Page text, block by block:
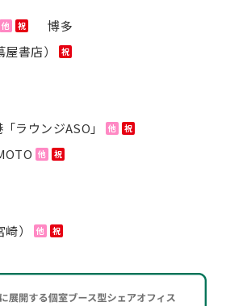
他 祝
博多
書店）
祝
ラウンジASO」 他 祝
他 祝
） 他 祝